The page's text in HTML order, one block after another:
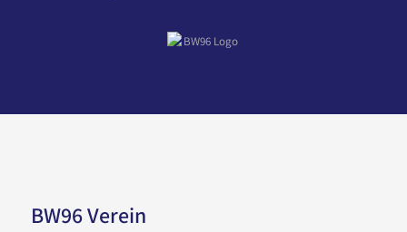
BW96 Verein